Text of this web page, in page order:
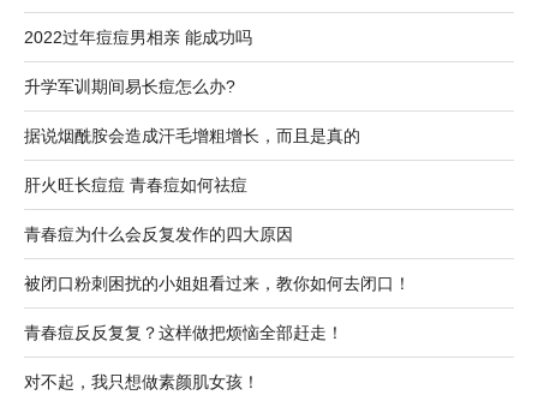
2022过年痘痘男相亲 能成功吗
升学军训期间易长痘怎么办?
据说烟酰胺会造成汗毛增粗增长，而且是真的
肝火旺长痘痘 青春痘如何祛痘
青春痘为什么会反复发作的四大原因
被闭口粉刺困扰的小姐姐看过来，教你如何去闭口！
青春痘反反复复？这样做把烦恼全部赶走！
对不起，我只想做素颜肌女孩！